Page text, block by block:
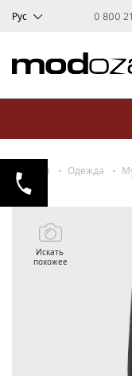
Рус 0 800
Главная Одежда
Искать
похожее